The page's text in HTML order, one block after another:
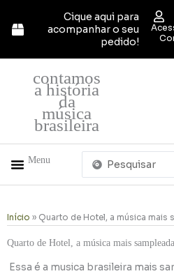
para
Cique aqui para
acompanhar o seu
pedido!
contamos
a história
da
música
brasileira
Menu
Pesquisar
Início » Quarto de Hotel, a música mais
Quarto de Hotel, a música mais
Essa é a musica brasileira mais